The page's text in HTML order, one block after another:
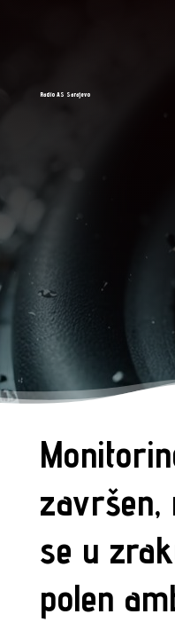
Radio AS Sarajevo
završen,
se u
polen